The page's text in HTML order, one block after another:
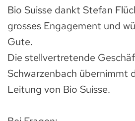
Bio Suisse dankt Stefan
grosses Engagement und
Gute.
Die stellvertretende
Schwarzenbach übernimmt
Leitung von Bio Suisse.